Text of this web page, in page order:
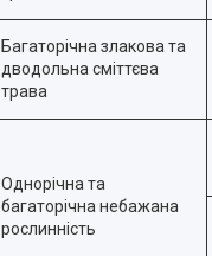
Багаторічна злакова та
дводольна сміттєва
трава
Однорічна та
багаторічна небажана
рослинність